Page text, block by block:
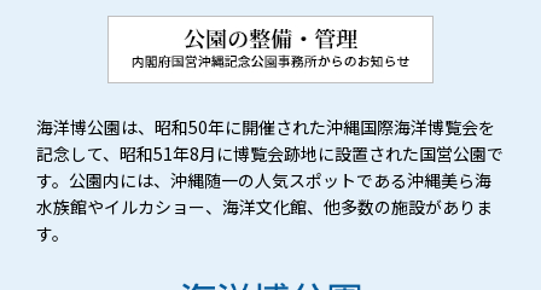
海洋博公園は、昭和50年に開催された沖縄国際海洋博覧会を
記念して、昭和51年8月に博覧会跡地に設置された国営公園で
す。公園内には、沖縄随一の人気スポットである沖縄美ら海
水族館やイルカショー、海洋文化館、他多数の施設がありま
す。